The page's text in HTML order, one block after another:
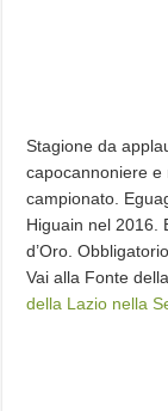
Stagione da
capocannoniere e
campionato.
Higuain nel 2016.
d’Oro.
Vai alla Fonte
della Lazio nella